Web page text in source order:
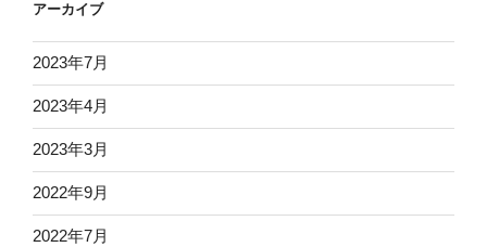
アーカイブ
2023年7月
2023年4月
2023年3月
2022年9月
2022年7月